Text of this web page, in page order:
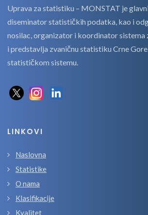
Uprava za statistiku – MONSTAT je
diseminator statističkih podatka, kao i
nosilac, organizator i koordinator sistema
i predstavlja zvaničnu statistiku Crne
statističkom sistemu.
LINKOVI
Naslovna
Statistike
O nama
Klasifikacije
Kvalitet